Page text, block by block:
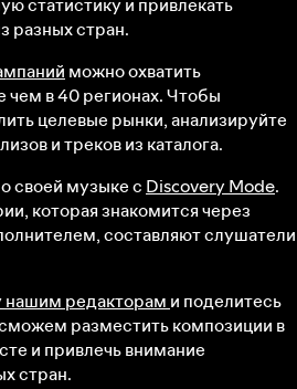
разных стран.
можно охватить
чем в 40 регионах. Чтобы
целевые рынки, анализируйте
и треков из каталога.
своей музыке с Discovery Mode.
которая знакомится через
составляют слушатели
редакторам и поделитесь
разместить композиции в
и привлечь внимание
стран.